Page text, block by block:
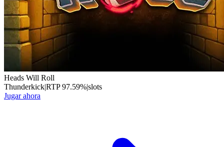
Heads Will Roll
Thunderkick|RTP97.59%|slots
Jugar ahora